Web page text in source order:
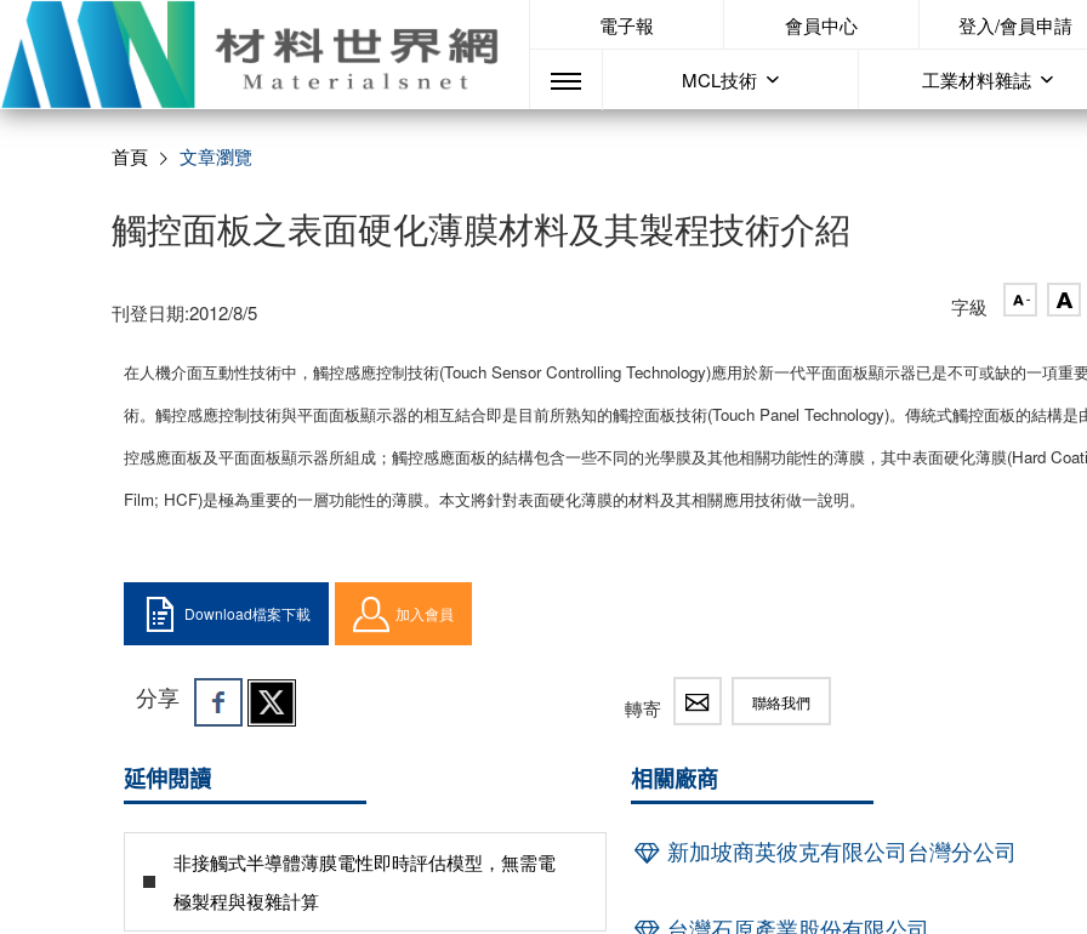
電子報 會員中心 登入/會員申請
MCL技術 工業材料雜誌
首頁 文章瀏覽
觸控面板之表面硬化薄膜材料及其製程技術介紹
刊登日期:2012/8/5 字級
在人機介面互動性技術中，觸控感應控制技術(Touch Sensor Controlling Technology)應用於新一代平面面板顯示器已是不可或缺的一項重
術。觸控感應控制技術與平面面板顯示器的相互結合即是目前所熟知的觸控面板技術(Touch Panel Technology)。傳統式觸控面板的結構是
控感應面板及平面面板顯示器所組成；觸控感應面板的結構包含一些不同的光學膜及其他相關功能性的薄膜，其中表面硬化薄膜(Hard
Film; HCF)是極為重要的一層功能性的薄膜。本文將針對表面硬化薄膜的材料及其相關應用技術做一說明。
Download檔案下載 加入會員
分享 轉寄 聯絡我們
延伸閱讀
非接觸式半導體薄膜電性即時評估模型，無需電
極製程與複雜計算
相關廠商
新加坡商英彼克有限公司台灣分公司